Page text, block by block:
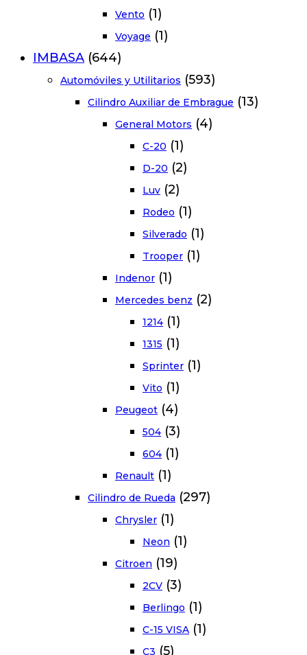
Vento (1)
Voyage (1)
IMBASA (644)
Automóviles y Utilitarios (593)
Cilindro Auxiliar de Embrague (13)
General Motors (4)
C-20 (1)
D-20 (2)
Luv (2)
Rodeo (1)
Silverado (1)
Trooper (1)
Indenor (1)
Mercedes benz (2)
1214 (1)
1315 (1)
Sprinter (1)
Vito (1)
Peugeot (4)
504 (3)
604 (1)
Renault (1)
Cilindro de Rueda (297)
Chrysler (1)
Neon (1)
Citroen (19)
2CV (3)
Berlingo (1)
C-15 VISA (1)
C3 (5)